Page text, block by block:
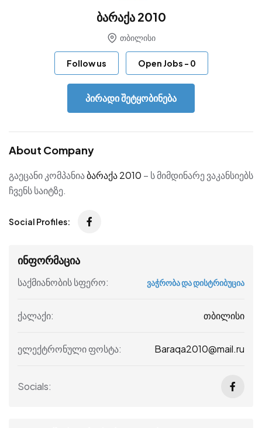
ბარაქა 2010
თბილისი
Follow us Open Jobs - 0
პირადი შეტყობინება
About Company
გაეცანი კომპანიაბარაქა 2010 – ს მიმდინარე ვაკანსიებს
ჩვენს საიტზე.
Social Profiles:
ინფორმაცია
საქმიანობის სფერო: ვაჭრობა და დისტრიბუცია
ქალაქი: თბილისი
ელექტრონული ფოსტა: Baraqa2010@mail.ru
Socials: